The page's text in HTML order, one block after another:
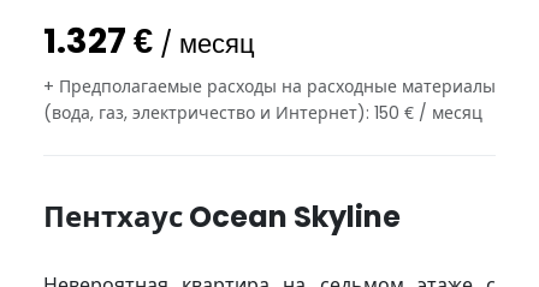
1.327 € / месяц
+ Предполагаемые расходы на расходные материалы
(вода, газ, электричество и Интернет): 150 € / месяц
Пентхаус Ocean Skyline